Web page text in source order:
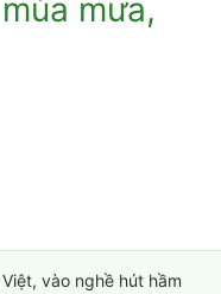
mưa,
vào nghề hút hầm